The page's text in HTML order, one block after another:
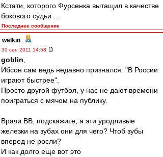
Кстати, которого Фурсенка вытащил в качестве
бокового судьи ...
Последнее сообщение
walkin -
30 сен 2011 14:58
goblin
Ибсон сам ведь недавно признался: "В России
играют быстрее".
Просто другой футбол, у нас не дают времени
поиграться с мячом на публику.
Врачи ВВ, подскажите, а эти уродливые
железки на зубах они для чего? Чтоб зубы
вперед не росли?
И как долго еще вот это